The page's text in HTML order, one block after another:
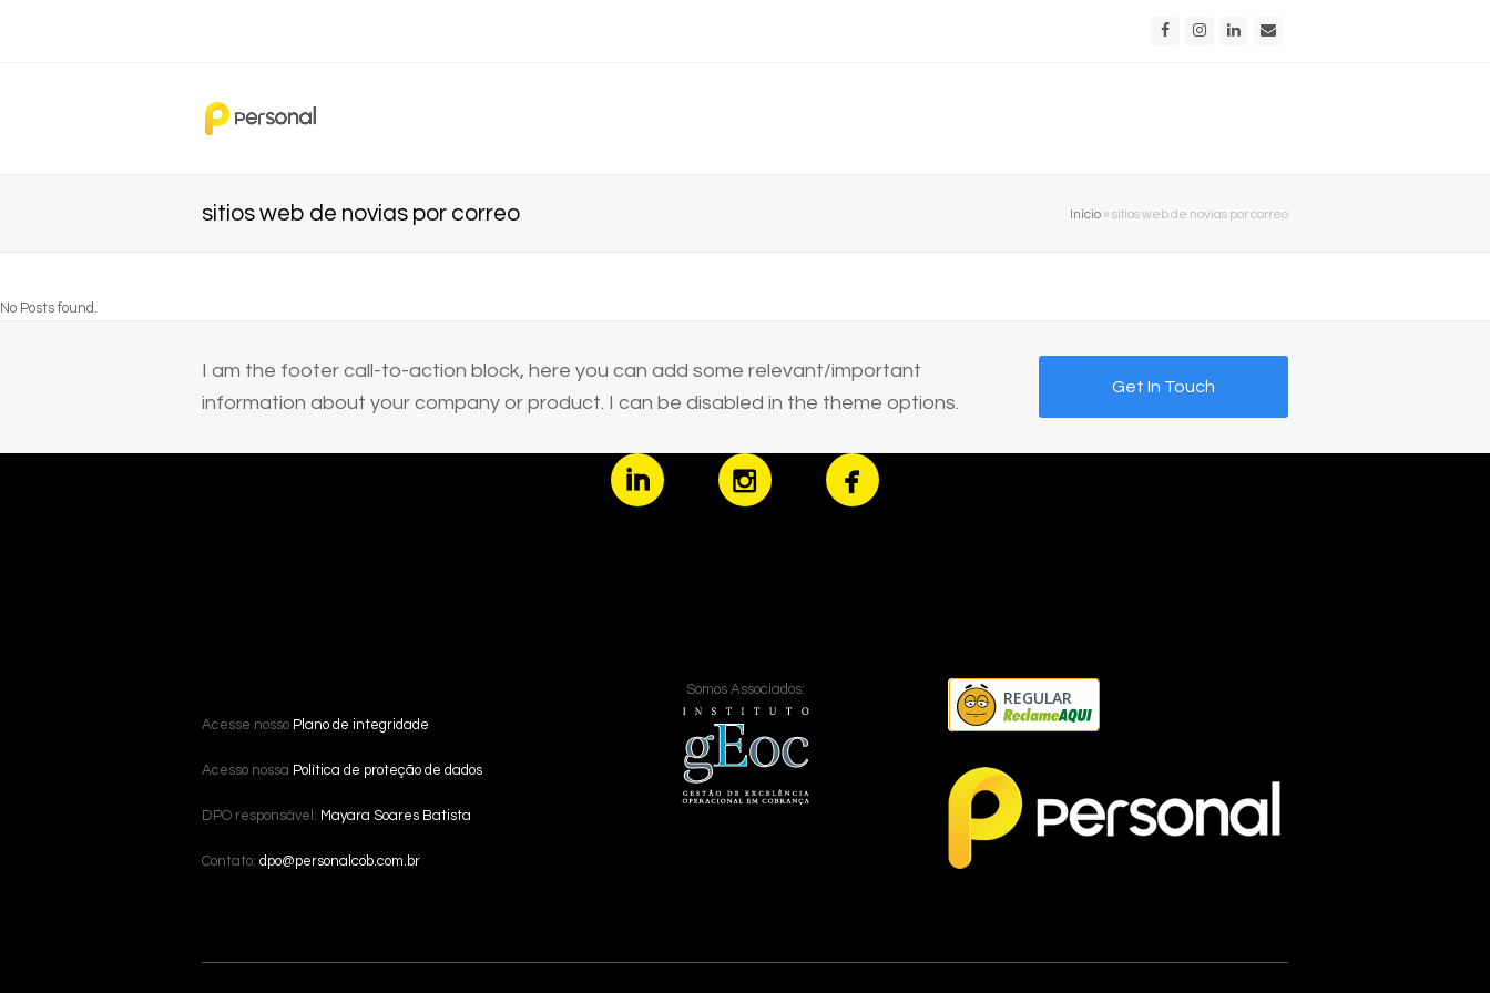
FacebookInstagram
LinkedIn
sitios web de novias por correo Início » sitios web de novias por correo
No Posts found.
I am the footer call-to-action block, here you can add some relevant/important
information about your company or product. I can be disabled in the theme options.
Get In Touch
Acesse nosso Plano de integridade
Acesso nossa Política de proteção de dados
DPO responsável: Mayara Soares Batista
Contato: dpo@personalcob.com.br
Somos Associados: REGULAR